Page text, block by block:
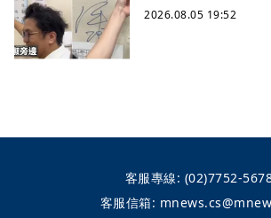
2026.08.05 19:52
客服專線: (02)7752-
客服信箱: